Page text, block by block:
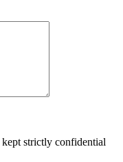
strictly confidential